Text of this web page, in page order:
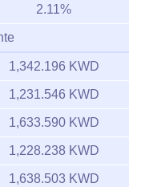
2.11%
1,342.196 KWD
1,231.546 KWD
1,633.590 KWD
1,228.238 KWD
1,638.503 KWD